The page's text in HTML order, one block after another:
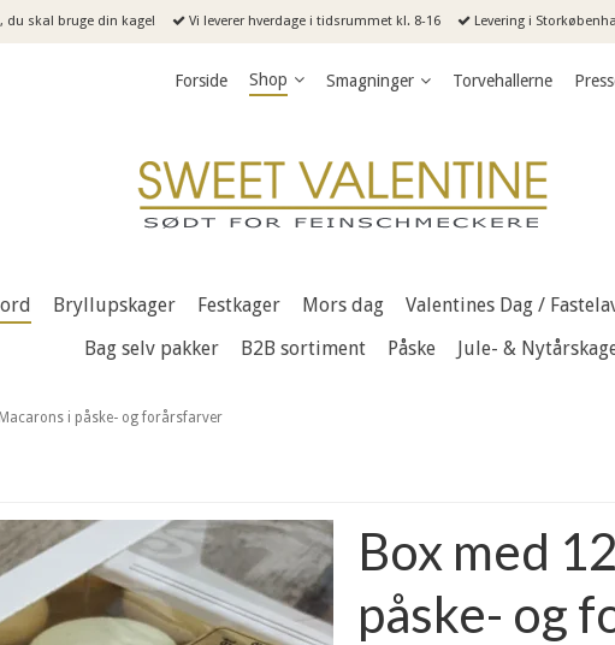
du skal bruge din kage! Vi leverer hverdage i tidsrummet kl. 8-16 Levering i
Forside Shop Smagninger Torvehallerne
Bryllupskager Festkager Mors dag Valentines Dag /
Bag selv pakker
B2B sortiment Påske Jule- &
i påske- og forårsfarver
Box med
påske- og